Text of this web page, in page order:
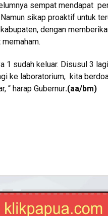
sempat mendapat
sikap proaktif untuk
dengan
1 sudah keluar. Disusul 3
ke laboratorium, kita
“ harap Gubernur.(aa/bm)